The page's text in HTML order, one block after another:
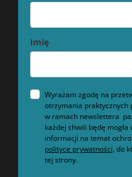
Imię
Wyrażam zgodę na
otrzymania praktycznych
w ramach newslettera
każdej chwili będę
informacji na temat
polityce prywatności, do
tej strony.